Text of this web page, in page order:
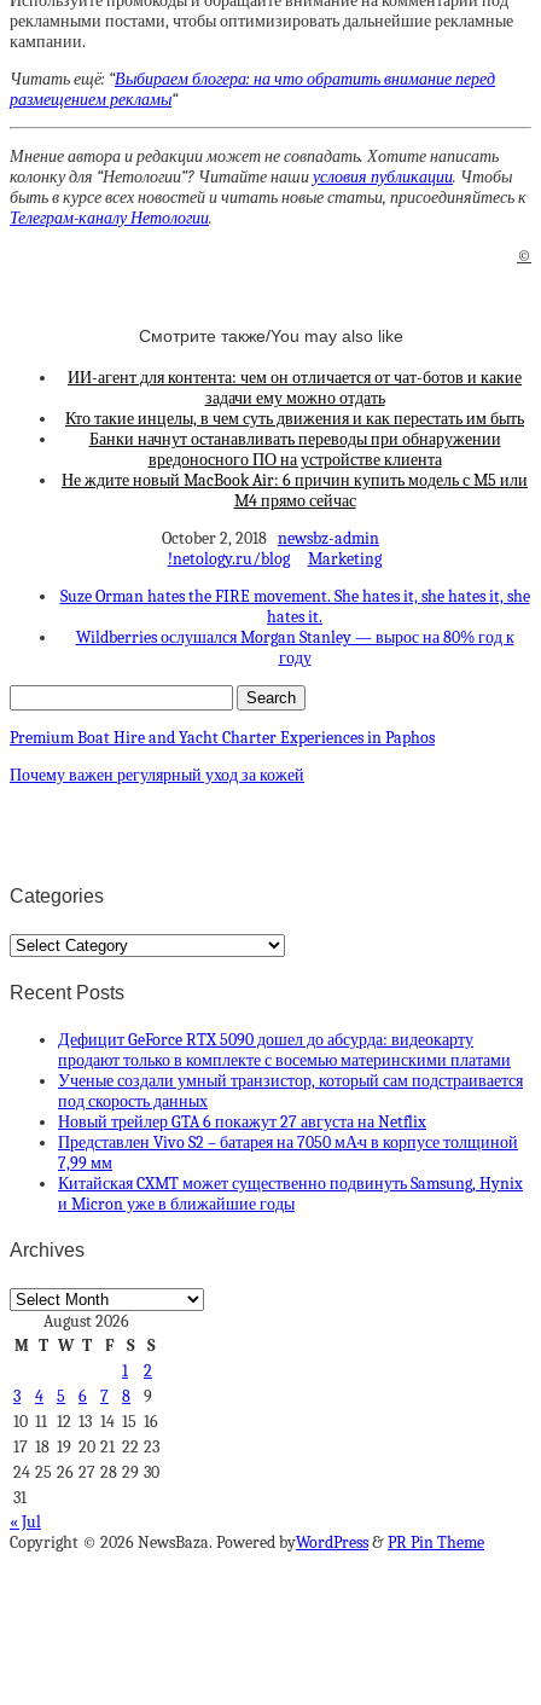
рекламными постами, чтобы оптимизировать дальнейшие рекламные
кампании.
Читать ещё: “Выбираем блогера: на что обратить внимание перед
размещением рекламы“
Мнение автора и редакции может не совпадать. Хотите написать
колонку для “Нетологии”? Читайте нашиусловия публикации. Чтобы
быть в курсе всех новостей и читать новые статьи, присоединяйтесь к
Телеграм-каналу Нетологии.
©
Смотрите также/You may also like
ИИ-агент для контента: чем он отличается от чат-ботов и какие
задачи ему можно отдать
Кто такие инцелы, в чем суть движения и как перестать им быть
Банки начнут останавливать переводы при обнаружении
вредоносного ПО на устройстве клиента
Не ждите новый MacBook Air: 6 причин купить модель с M5 или
M4 прямо сейчас
October 2, 2018 newsbz-admin
!netology.ru/blog
Marketing
Suze Orman hates the FIRE movement. She hates it, she hates it, she
hates it.
Wildberries ослушался Morgan Stanley — вырос на 80% год к
году
Premium Boat Hire and Yacht Charter Experiences in Paphos
Почему важен регулярный уход за кожей
Categories
Categories
Recent Posts
Дефицит GeForce RTX 5090 дошел до абсурда: видеокарту
продают только в комплекте с восемью материнскими платами
Ученые создали умный транзистор, который сам подстраивается
под скорость данных
Новый трейлер GTA 6 покажут 27 августа на Netflix
Представлен Vivo S2 – батарея на 7050 мА·ч в корпусе толщиной
7,99 мм
Китайская CXMT может существенно подвинуть Samsung, Hynix
и Micron уже в ближайшие годы
Archives
Archives
August 2026
M T W T F S
S
1
2
3
4 5 6 7 8
9
10 11 12 13 14 15 16
17 18 19 20 21 22 23
24 25 26 27 28 29 30
31
« Jul
Copyright © 2026 NewsBaza. Powered byWordPress&PR Pin Theme